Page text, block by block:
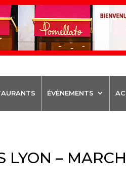
ÉVÈNEMENTS
LYON –